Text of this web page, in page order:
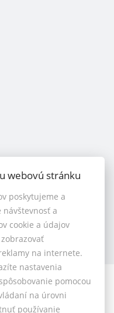
Tel.: +421 901 789
webovú stránku
poskytujeme a
a
cookie a údajov
na internete.
nastavenia
pomocou
na úrovni
používanie